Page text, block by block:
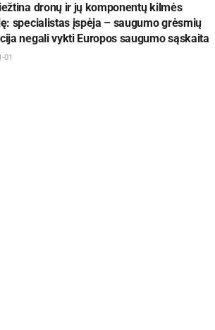
dronų ir jų komponentų kilmės
specialistas įspėja – saugumo grėsmių
negali vykti Europos saugumo sąskaita
01